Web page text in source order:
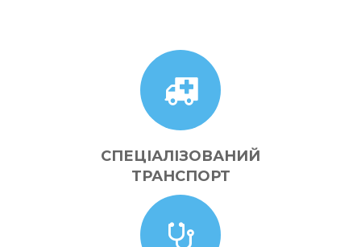
СПЕЦІАЛІЗОВАНИЙ
ТРАНСПОРТ